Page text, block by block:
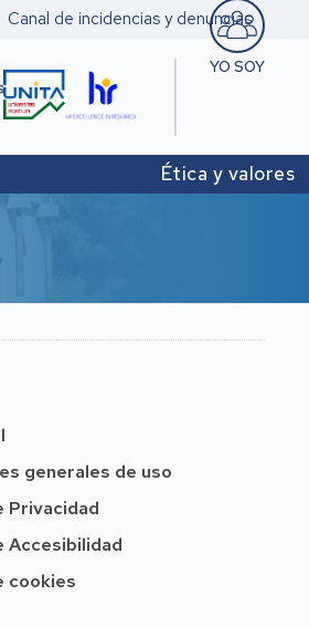
Canal de incidencias y denuncias
YO SOY
Pers.
Ética y valores
generales de uso
Privacidad
Accesibilidad
cookies